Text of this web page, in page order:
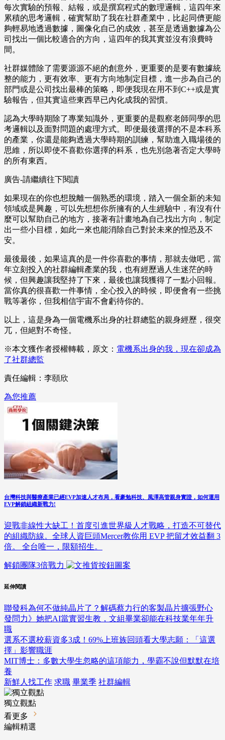
每次實驗的預報、結報，或是撰寫程式的數理邏輯，這四年來
累積的思考邏輯，確實幫助了我在社群產業中，比起同儕更能
夠輕易地透過數據，圖像化自己的成效，甚至是透過數據為公
司找出一個比較適合的方向，這四年的我其實並沒有浪費時
間。
社群媒體除了需要源源不絕的創意外，更重要的是要有數據統
整的能力，更有效率、更有方向地制定目標，進一步為自己的
部門或是公司找出最棒的策略，即便我現在用不到C++或是實
驗報告，但其實這些東西早已內化成我的習慣。
認為大學時期除了專業知識外，更重要的是觀察老師同學的思
考邏輯以及面對問題的處理方式。即便最後選擇的不是本科系
的產業，你還是能夠透過大學時期的訓練，幫助進入職場後的
思維，所以即使不喜歡你選擇的科系，也先別急著否定大學時
的所有東西。
廣告-請繼續往下閱讀
如果現在的你也想脫離一個熟悉的環境，踏入一個全新的未知
領域或是興趣，可以先想想你所擁有的人生經驗中，有沒有什
麼可以幫助自己的地方，接著有計畫地為自己找出方向，制定
出一些小目標，如此一來也能消除自己對於未來的惶恐及不
安。
最後最後，如果這真的是一件你喜歡的事情，那就去做吧，當
年立刻投入的社群編輯產業的我，也有經歷過人生迷茫的時
候，但興趣讓我堅持了下來，最後也讓我獲得了一點小回報。
當你真的很喜歡一件事情，全心投入的時候，即便會有一些挑
戰等著你，但我相信宇宙不會虧待你的。
以上，這是身為一個電機系出身的社群總監的親身經歷，很突
兀，但絕對不奇怪。
※本文獲作者授權轉載，原文： 電機系出身的我，現在卻成為
了社群總監
責任編輯：李頤欣
為您推薦
台灣科技與醫療產業已經EVP加速人才布局，看豪勉科技、風澤高管親身實證，如何運用
EVP解鎖組織新戰力!
迎戰非線性大缺工！首度引進世界級人才戰略，打造不可替代
的組織防線。全球人資巨頭Mercer教你用 EVP 把留才效益翻 3
倍。 全台唯一，限額招生。
解鎖團隊3倍戰力
延伸閱讀
聯發科為何不做純晶片了？解碼蔡力行的客製晶片擴張野心
發問力》她把AI當實習生教，文組畢業卻能在科技業年年升
職
選系不選校薪資多3成！69%上班族回頭看大學志願：「這選
擇」影響職涯
MIT博士：多數大學生忽略的這項能力，學霸不說但默默在培
養
新鮮人找工作 求職 畢業季 社群編輯
獨立觀點
看更多
編輯精選